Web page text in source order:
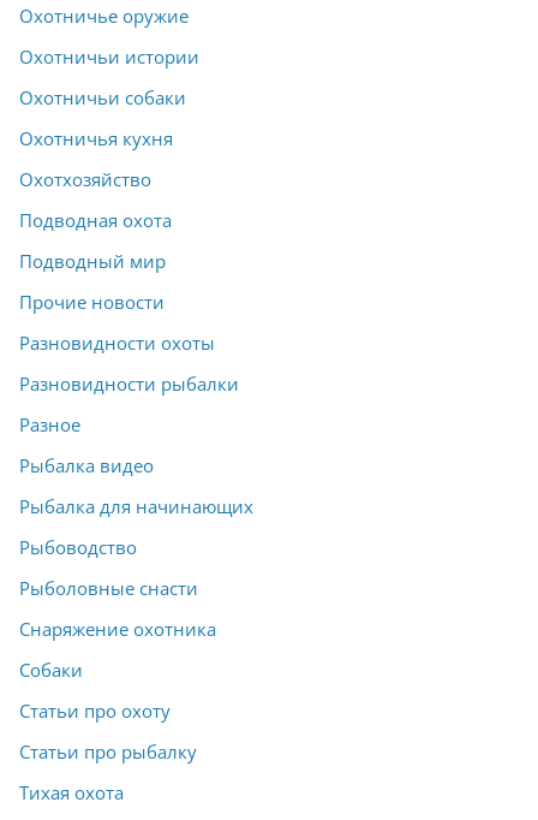
Охотничье оружие
Охотничьи истории
Охотничьи собаки
Охотничья кухня
Охотхозяйство
Подводная охота
Подводный мир
Прочие новости
Разновидности охоты
Разновидности рыбалки
Разное
Рыбалка видео
Рыбалка для начинающих
Рыбоводство
Рыболовные снасти
Снаряжение охотника
Собаки
Статьи про охоту
Статьи про рыбалку
Тихая охота